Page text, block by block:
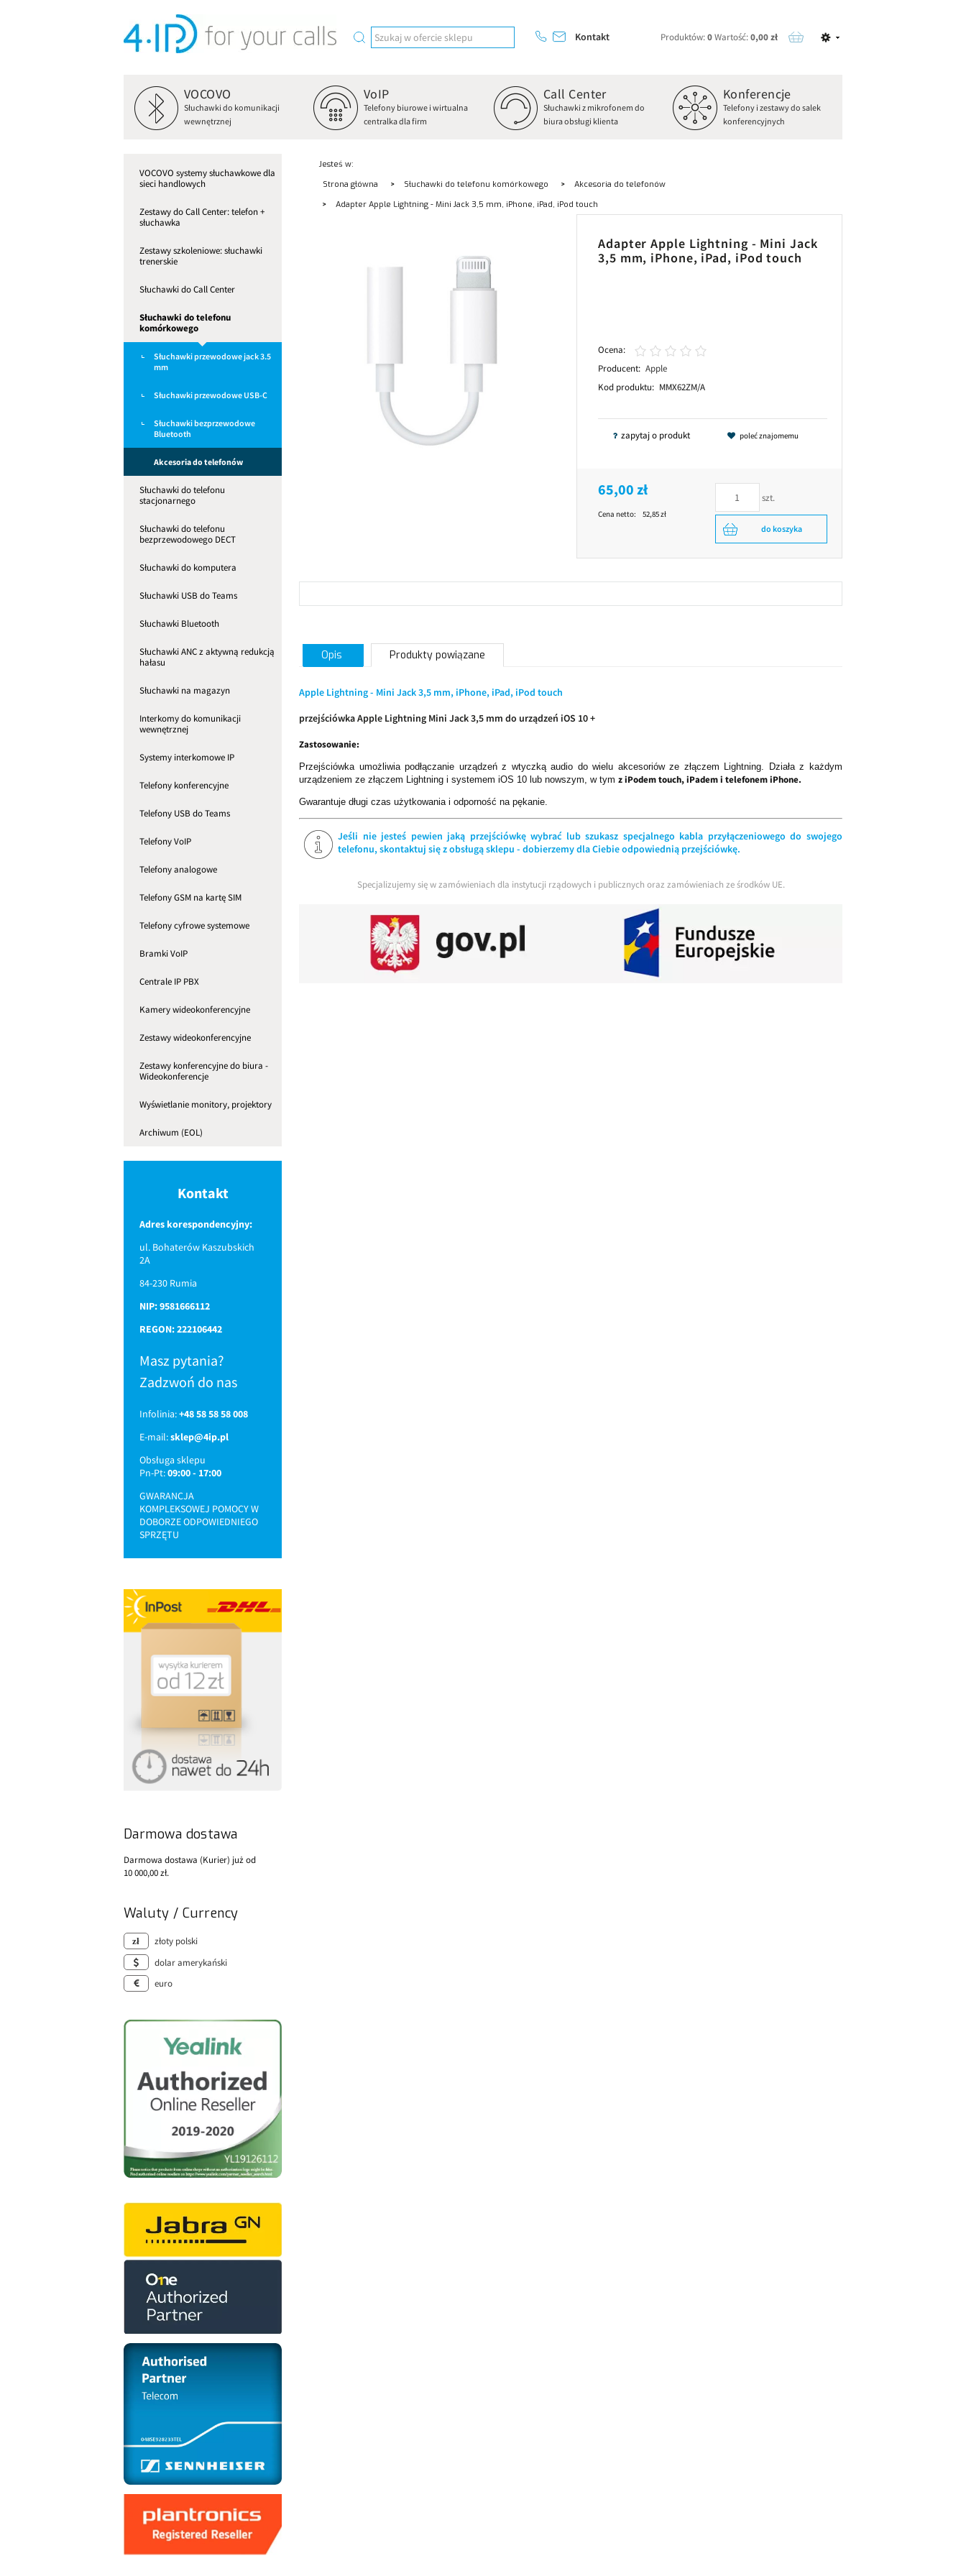
Kontakt Produktów:0Wartość:0,00 zł
VOCOVO
Słuchawki do komunikacji
wewnętrznej
VoIP
Telefony biurowe i wirtualna
centralka dla firm
Call Center
Słuchawki z mikrofonem do
biura obsługi klienta
Konferencje
Telefony i zestawy do salek
konferencyjnych
VOCOVO systemy słuchawkowe dla
sieci handlowych
Zestawy do Call Center: telefon +
słuchawka
Zestawy szkoleniowe: słuchawki
trenerskie
Słuchawki do Call Center
Słuchawki do telefonu
komórkowego
Słuchawki przewodowe jack 3.5
mm
Słuchawki przewodowe USB-C
Słuchawki bezprzewodowe
Bluetooth
Akcesoria do telefonów
Słuchawki do telefonu
stacjonarnego
Słuchawki do telefonu
bezprzewodowego DECT
Słuchawki do komputera
Słuchawki USB do Teams
Słuchawki Bluetooth
Słuchawki ANC z aktywną redukcją
hałasu
Słuchawki na magazyn
Interkomy do komunikacji
wewnętrznej
Systemy interkomowe IP
Telefony konferencyjne
Telefony USB do Teams
Telefony VoIP
Telefony analogowe
Telefony GSM na kartę SIM
Telefony cyfrowe systemowe
Bramki VoIP
Centrale IP PBX
Kamery wideokonferencyjne
Zestawy wideokonferencyjne
Zestawy konferencyjne do biura -
Wideokonferencje
Wyświetlanie monitory, projektory
Archiwum (EOL)
Kontakt
Adres korespondencyjny:
ul. Bohaterów Kaszubskich
2A
84-230 Rumia
NIP: 9581666112
REGON: 222106442
Masz pytania?
Zadzwoń do nas
Infolinia:+48 58 58 58 008
E-mail:sklep@4ip.pl
Obsługa sklepu
Pn-Pt:09:00 - 17:00
GWARANCJA
KOMPLEKSOWEJ POMOCY W
DOBORZE ODPOWIEDNIEGO
SPRZĘTU
Darmowa dostawa
Darmowa dostawa (Kurier) już od
10 000,00 zł.
Waluty / Currency
złoty polski
dolar amerykański
euro
Jesteś w:
Strona główna
Słuchawki do telefonu komórkowego
Akcesoria do telefonów
Adapter Apple Lightning - Mini Jack 3,5 mm, iPhone, iPad, iPod touch
Adapter Apple Lightning - Mini Jack
3,5 mm, iPhone, iPad, iPod touch
Ocena:
Producent: Apple
Kod produktu: MMX62ZM/A
zapytaj o produkt poleć znajomemu
65,00 zł
Cena netto: 52,85 zł
szt.
do koszyka
Opis Produkty powiązane
Apple Lightning - Mini Jack 3,5 mm, iPhone, iPad, iPod touch
przejściówka Apple Lightning Mini Jack 3,5 mm do urządzeń iOS 10 +
Zastosowanie:
Przejściówka umożliwia podłączanie urządzeń z wtyczką audio do wielu akcesoriów ze złączem Lightning. Działa z każdym
urządzeniem ze złączem Lightning i systemem iOS 10 lub nowszym, w tym z iPodem touch, iPadem i telefonem iPhone.
Gwarantuje długi czas użytkowania i odporność na pękanie.
Jeśli nie jesteś pewien jaką przejściówkę wybrać lub szukasz specjalnego kabla przyłączeniowego do swojego
telefonu, skontaktuj się z obsługą sklepu - dobierzemy dla Ciebie odpowiednią przejściówkę.
Specjalizujemy się w zamówieniach dla instytucji rządowych i publicznych oraz zamówieniach ze środków UE.